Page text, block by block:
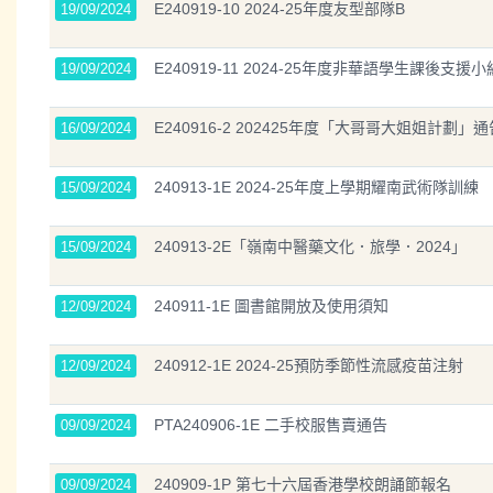
19/09/2024 E240919-10 2024-25年度友型部隊B
19/09/2024 E240919-11 2024-25年度非華語學生課後支援小
16/09/2024 E240916-2 202425年度「大哥哥大姐姐計劃」通
15/09/2024 240913-1E 2024-25年度上學期耀南武術隊訓練
15/09/2024 240913-2E「嶺南中醫藥文化．旅學．2024」
12/09/2024 240911-1E 圖書館開放及使用須知
12/09/2024 240912-1E 2024-25預防季節性流感疫苗注射
09/09/2024 PTA240906-1E 二手校服售賣通告
09/09/2024 240909-1P 第七十六屆香港學校朗誦節報名